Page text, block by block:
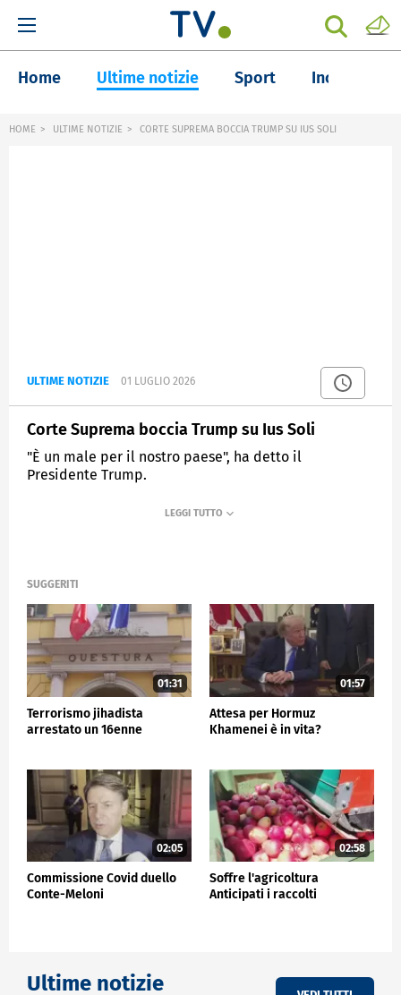
Home Ultime notizie Sport Inchieste
HOME ULTIME NOTIZIE CORTE SUPREMA BOCCIA TRUMP SU IUS SOLI
ULTIME NOTIZIE 01 LUGLIO 2026
Corte Suprema boccia Trump su Ius Soli
"È un male per il nostro paese", ha detto il
Presidente Trump.
SUGGERITI
01:31
Terrorismo jihadista
arrestato un 16enne
01:57
Attesa per Hormuz
Khamenei è in vita?
02:05
Commissione Covid duello
Conte-Meloni
02:58
Soffre l'agricoltura
Anticipati i raccolti
Ultime notizie